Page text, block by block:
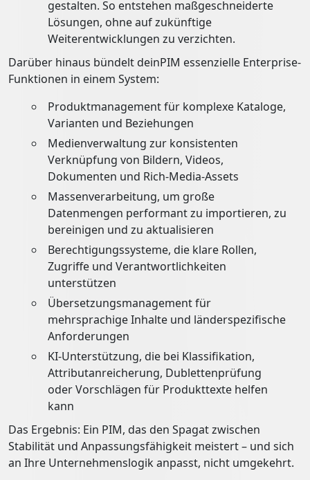
gestalten. So entstehen maßgeschneiderte
Lösungen, ohne auf zukünftige
Weiterentwicklungen zu verzichten.
Darüber hinaus bündelt deinPIM essenzielle Enterprise-
Funktionen in einem System:
Produktmanagement für komplexe Kataloge,
Varianten und Beziehungen
Medienverwaltung zur konsistenten
Verknüpfung von Bildern, Videos,
Dokumenten und Rich-Media-Assets
Massenverarbeitung, um große
Datenmengen performant zu importieren, zu
bereinigen und zu aktualisieren
Berechtigungssysteme, die klare Rollen,
Zugriffe und Verantwortlichkeiten
unterstützen
Übersetzungsmanagement für
mehrsprachige Inhalte und länderspezifische
Anforderungen
KI-Unterstützung, die bei Klassifikation,
Attributanreicherung, Dublettenprüfung
oder Vorschlägen für Produkttexte helfen
kann
Das Ergebnis: Ein PIM, das den Spagat zwischen
Stabilität und Anpassungsfähigkeit meistert – und sich
an Ihre Unternehmenslogik anpasst, nicht umgekehrt.